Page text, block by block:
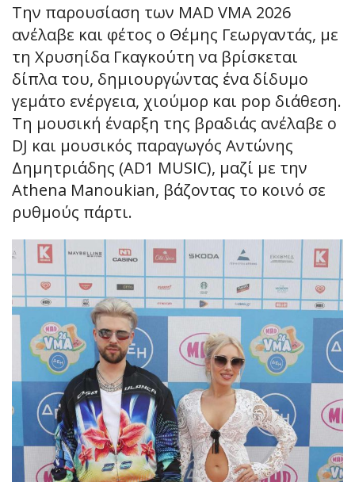
Την παρουσίαση των MAD VMA 2026
ανέλαβε και φέτος ο Θέμης Γεωργαντάς, με
τη Χρυσηίδα Γκαγκούτη να βρίσκεται
δίπλα του, δημιουργώντας ένα δίδυμο
γεμάτο ενέργεια, χιούμορ και pop διάθεση.
Τη μουσική έναρξη της βραδιάς ανέλαβε ο
DJ και μουσικός παραγωγός Αντώνης
Δημητριάδης (AD1 MUSIC), μαζί με την
Athena Manoukian, βάζοντας το κοινό σε
ρυθμούς πάρτι.